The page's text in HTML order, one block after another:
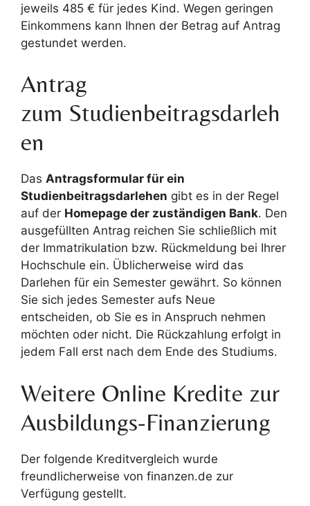
jeweils 485 € für jedes Kind. Wegen geringen
Einkommens kann Ihnen der Betrag auf Antrag
gestundet werden.
Antrag
zum Studienbeitragsdarleh
en
Das Antragsformular für ein
Studienbeitragsdarlehen gibt es in der Regel
auf der Homepage der zuständigen Bank. Den
ausgefüllten Antrag reichen Sie schließlich mit
der Immatrikulation bzw. Rückmeldung bei Ihrer
Hochschule ein. Üblicherweise wird das
Darlehen für ein Semester gewährt. So können
Sie sich jedes Semester aufs Neue
entscheiden, ob Sie es in Anspruch nehmen
möchten oder nicht. Die Rückzahlung erfolgt in
jedem Fall erst nach dem Ende des Studiums.
Weitere Online Kredite zur
Ausbildungs-Finanzierung
Der folgende Kreditvergleich wurde
freundlicherweise von finanzen.de zur
Verfügung gestellt.